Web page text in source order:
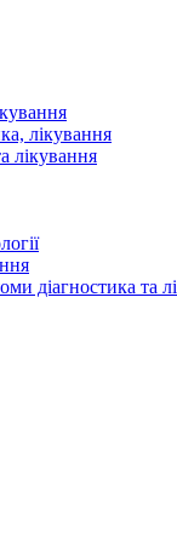
лікування
лікування
діагностика та